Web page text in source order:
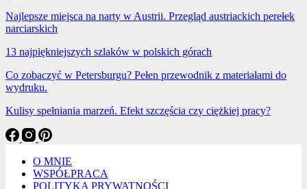
Najlepsze miejsca na narty w Austrii. Przegląd austriackich perełek
narciarskich
13 najpiękniejszych szlaków w polskich górach
Co zobaczyć w Petersburgu? Pełen przewodnik z materiałami do
wydruku.
Kulisy spełniania marzeń. Efekt szczęścia czy ciężkiej pracy?
O MNIE
WSPÓŁPRACA
POLITYKA PRYWATNOŚCI